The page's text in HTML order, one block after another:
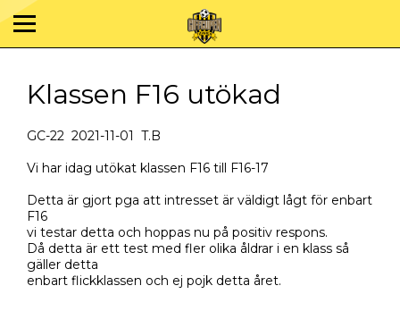
Klassen F16 utökad
GC-22 2021-11-01 T.B
Vi har idag utökat klassen F16 till F16-17
Detta är gjort pga att intresset är väldigt lågt för enbart
F16
vi testar detta och hoppas nu på positiv respons.
Då detta är ett test med fler olika åldrar i en klass så
gäller detta
enbart flickklassen och ej pojk detta året.